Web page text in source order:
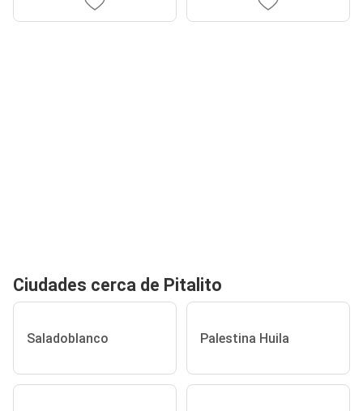
Ciudades cerca de Pitalito
Saladoblanco Palestina Huila